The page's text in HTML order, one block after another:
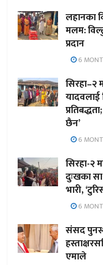
लहानका
मलम:
प्रदान
6
सिरहा–२
यादवलाई
छैन’
6
सिरहा-२
दुःखका
भारी,
6
संसद
एमाले